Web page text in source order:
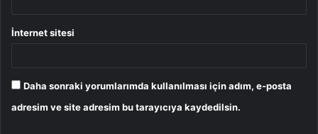
İnternet sitesi
Daha sonraki yorumlarımda kullanılması için adım, e-posta
adresim ve site adresim bu tarayıcıya kaydedilsin.